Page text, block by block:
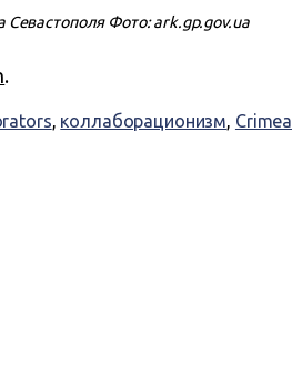
Фото: ark.gp.gov.ua
.
, коллаборационизм, Crimea